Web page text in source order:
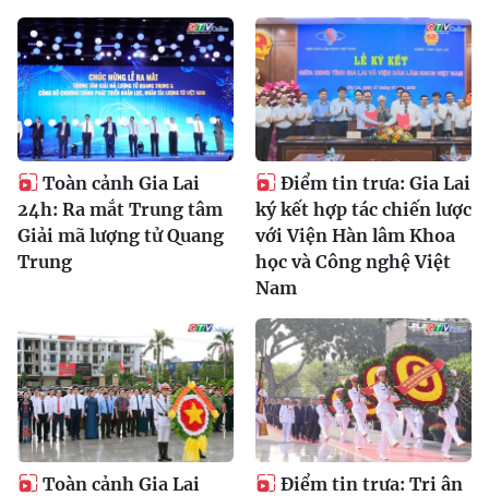
Toàn cảnh Gia Lai
24h: Ra mắt Trung tâm
Giải mã lượng tử Quang
Trung
Điểm tin trưa: Gia Lai
ký kết hợp tác chiến lược
với Viện Hàn lâm Khoa
học và Công nghệ Việt
Nam
Toàn cảnh Gia Lai
Điểm tin trưa: Tri ân